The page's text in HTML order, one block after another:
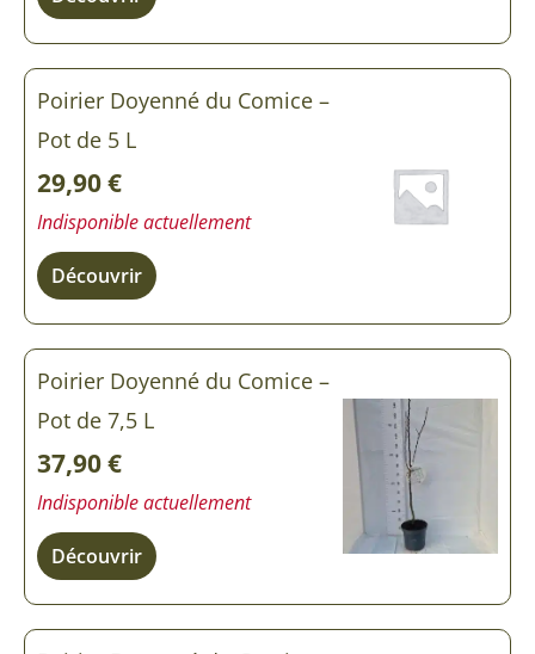
Poirier Doyenné du Comice –
Pot de 5 L
29,90€
Indisponible actuellement
Découvrir
Poirier Doyenné du Comice –
Pot de 7,5 L
37,90€
Indisponible actuellement
Découvrir